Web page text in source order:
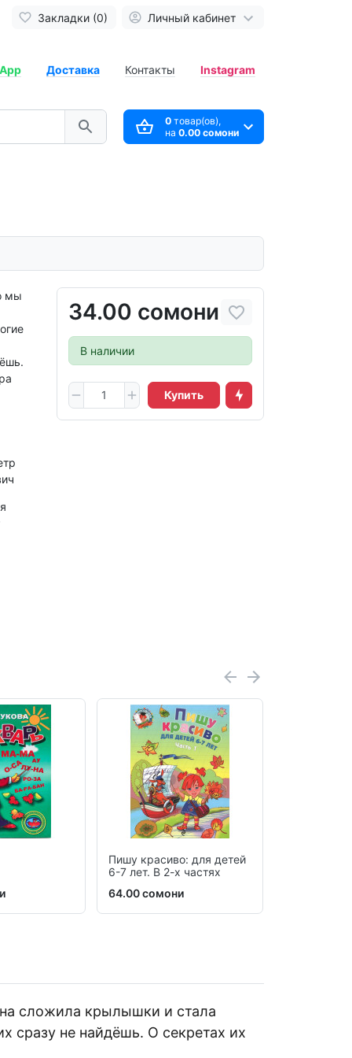
Закладки (0) Личный кабинет
Доставка Контакты Instagram
0товар(ов),
на 0.00 сомони
34.00 сомони
В наличии
Купить
мы
Пишу красиво: для детей
6-7 лет. В 2-х частях
64.00 сомони
сложила крылышки и стала
сразу не найдёшь. О секретах их